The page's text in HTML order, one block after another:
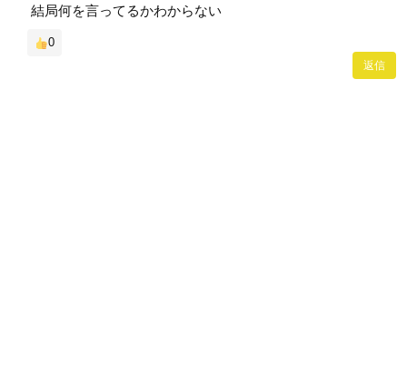
結局何を言ってるかわからない
0
返信